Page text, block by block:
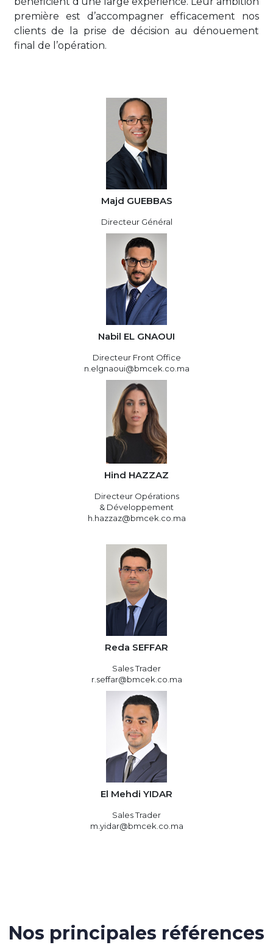
première est d’accompagner efficacement nos
clients de la prise de décision au dénouement
final de l’opération.
Majd GUEBBAS
Directeur Général
Nabil EL GNAOUI
Directeur Front Office
n.elgnaoui@bmcek.co.ma
Hind HAZZAZ
Directeur Opérations
& Développement
h.hazzaz@bmcek.co.ma
Reda SEFFAR
Sales Trader
r.seffar@bmcek.co.ma
El Mehdi YIDAR
Sales Trader
m.yidar@bmcek.co.ma
Nos principales références